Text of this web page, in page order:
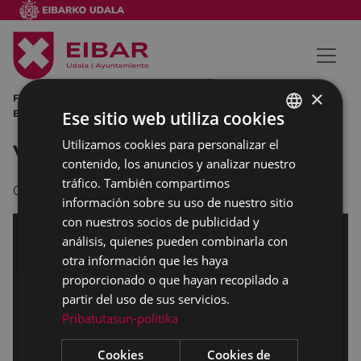
FP FORMACIÓN PROFESIONAL EIBAR AYUNTAMIENTO DE
EIBAR IKASENPRESA GOBIERNO VACSO FERIA
V Feria Ikasenpresa
03/02/2016
BASQUE
SPANISH
×
Ese sitio web utiliza cookies
Utilizamos cookies para personalizar el
contenido, los anuncios y analizar nuestro
tráfico. También compartimos
información sobre su uso de nuestro sitio
con nuestros socios de publicidad y
análisis, quienes pueden combinarla con
otra información que les haya
proporcionado o que hayan recopilado a
partir del uso de sus servicios.
Pribatutasun-politika
Cookies
Cookies de